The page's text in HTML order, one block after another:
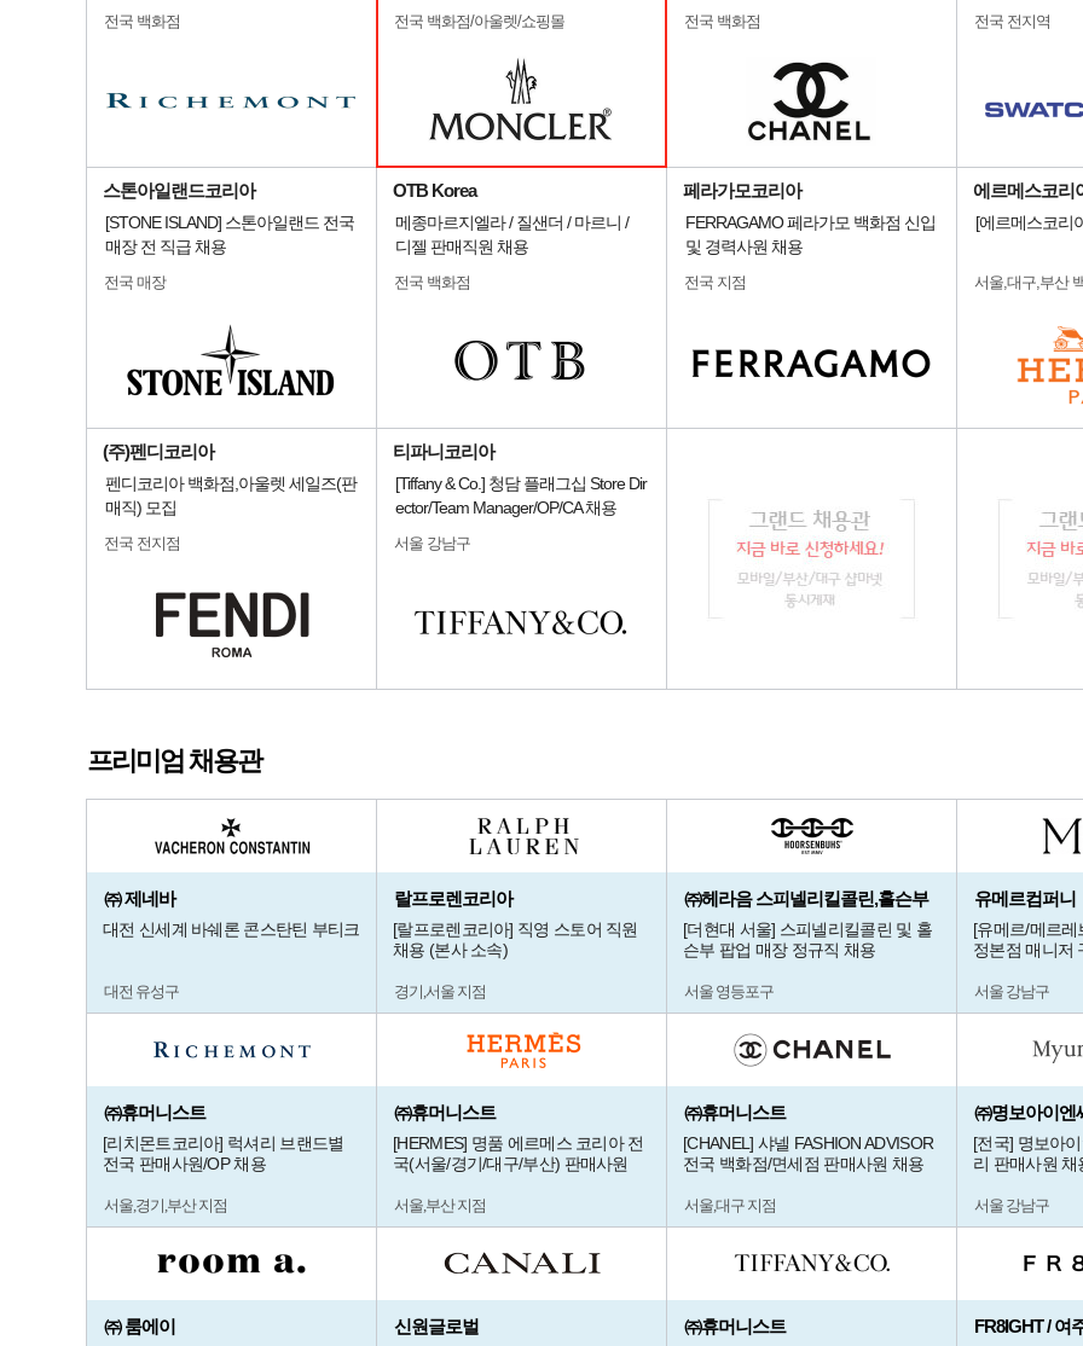
전국 백화점 전국 백화점/아울렛/쇼핑몰 전국 백화점 전국 전지역
스톤아일랜드코리아
[STONE ISLAND] 스톤아일랜드 전국
매장 전 직급 채용
전국 매장
OTB Korea
메종마르지엘라 / 질샌더 / 마르니 /
디젤 판매직원 채용
전국 백화점
페라가모코리아
FERRAGAMO 페라가모 백화점 신입
및 경력사원 채용
전국 지점
에르메스코리
[에르메스코리
서울,대구,부산
(주)펜디코리아
펜디코리아 백화점,아울렛 세일즈(판
매직) 모집
전국 전지점
티파니코리아
[Tiffany & Co.] 청담 플래그십 Store Dir
ector/Team Manager/OP/CA 채용
서울 강남구
프리미엄 채용관
㈜ 제네바
대전 신세계 바쉐론 콘스탄틴 부티크
대전 유성구
랄프로렌코리아
[랄프로렌코리아] 직영 스토어 직원
채용 (본사 소속)
경기,서울 지점
㈜헤라음 스피넬리킬콜린,홀슨부
[더현대 서울] 스피넬리킬콜린 및 홀
슨부 팝업 매장 정규직 채용
서울 영등포구
유메르컴퍼니
[유메르/메르
정본점 매니저
서울 강남구
㈜휴머니스트
[리치몬트코리아] 럭셔리 브랜드별
전국 판매사원/OP 채용
서울,경기,부산 지점
㈜휴머니스트
[HERMES] 명품 에르메스 코리아 전
국(서울/경기/대구/부산) 판매사원
서울,부산 지점
㈜휴머니스트
[CHANEL] 샤넬 FASHION ADVISOR
전국 백화점/면세점 판매사원 채용
서울,대구 지점
㈜명보아이엔
[전국] 명보아
리 판매사원
서울 강남구
㈜ 룸에이 신원글로벌 ㈜휴머니스트 FR8IGHT / 여